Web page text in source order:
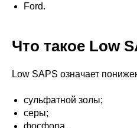
Ford.
Что такое Low
Low SAPS означает
сульфатной золы;
серы;
фосфора.